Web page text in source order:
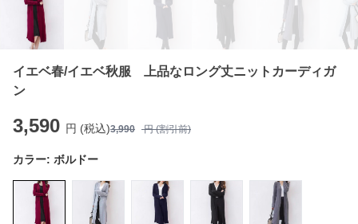
イエベ春/イエベ秋服 上品なロング丈ニットカーディガ
ン
3,590 円 (税込)3,990 円 (割引前)
カラー: ボルドー